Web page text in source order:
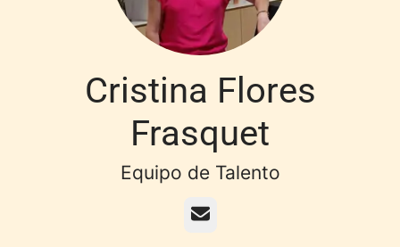
Cristina Flores
Frasquet
Equipo de Talento
Correo electrónico